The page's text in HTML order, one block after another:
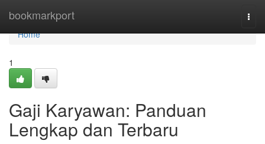
bookmarkport
Home
Home
1
Gaji Karyawan: Panduan
Lengkap dan Terbaru